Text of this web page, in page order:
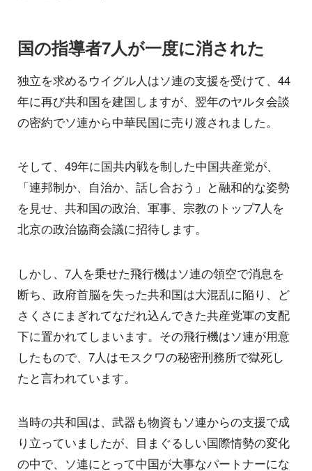
国の指導者7人が一度に消された
独立を求めるウイグル人はソ連の支援を受けて、44
年に再び共和国を建国しますが、翌年のヤルタ会談
の密約でソ連から中華民国に売り渡されました。
そして、49年に国共内戦を制した中国共産党が、
「連邦制か、自治か、話し合おう」と融和的な姿勢
を見せ、共和国の政治、軍事、宗教のトップ7人を
北京の政治協商会議に招待します。
しかし、7人を乗せた飛行機はソ連の領空で消息を
断ち、政府首脳を失った共和国は大混乱に陥り、ど
さくさにまぎれてなだれ込んできた共産党軍の支配
下に置かれてしまいます。その飛行機はソ連が用意
したもので、7人はモスクワの秘密刑務所で獄死し
たと言われています。
当時の共和国は、武器も物資もソ連からの支援で成
り立っていましたが、目まぐるしい国際情勢の変化
の中で、ソ連にとって中国が大事なパートナーにな